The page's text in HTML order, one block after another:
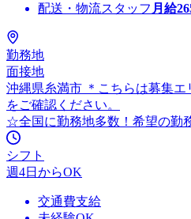
配送・物流スタッフ 月給
勤務地
面接地
沖縄県糸満市 ＊こちらは募集
をご確認ください。
☆全国に勤務地多数！希望の勤
シフト
週4日からOK
交通費支給